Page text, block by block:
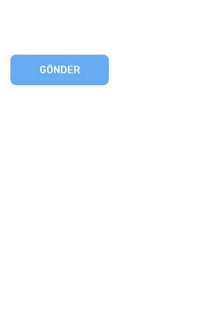
GÖNDER